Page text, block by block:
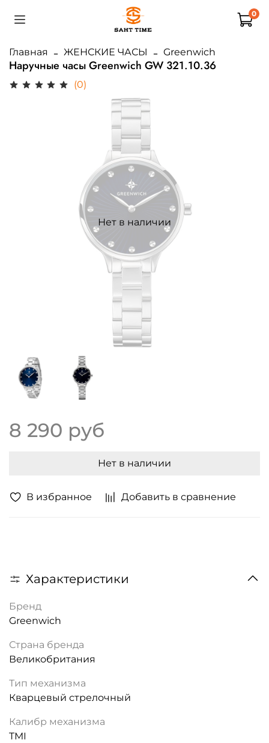
0
Главная ЖЕНСКИЕ ЧАСЫ Greenwich
Наручные часы Greenwich GW 321.10.36
(0)
В избранное Добавить в сравнение
Нет в наличии
8 290 руб
Нет в наличии
Характеристики
Бренд
Greenwich
Страна бренда
Великобритания
Тип механизма
Кварцевый стрелочный
Калибр механизма
TMI